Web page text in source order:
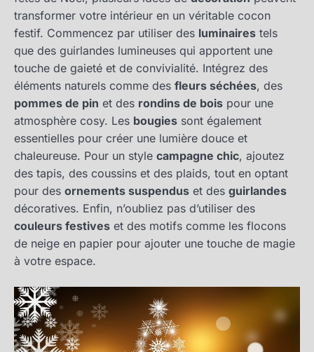
transformer votre intérieur en un véritable cocon
festif. Commencez par utiliser des luminaires tels
que des guirlandes lumineuses qui apportent une
touche de gaieté et de convivialité. Intégrez des
éléments naturels comme des fleurs séchées, des
pommes de pin et des rondins de bois pour une
atmosphère cosy. Les bougies sont également
essentielles pour créer une lumière douce et
chaleureuse. Pour un style campagne chic, ajoutez
des tapis, des coussins et des plaids, tout en optant
pour des ornements suspendus et des guirlandes
décoratives. Enfin, n’oubliez pas d’utiliser des
couleurs festives et des motifs comme les flocons
de neige en papier pour ajouter une touche de magie
à votre espace.